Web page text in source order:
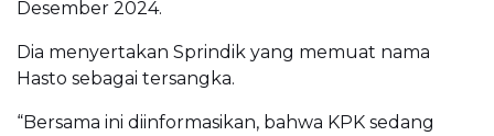
Desember 2024.
Dia menyertakan Sprindik yang memuat nama
Hasto sebagai tersangka.
“Bersama ini diinformasikan, bahwa KPK sedang